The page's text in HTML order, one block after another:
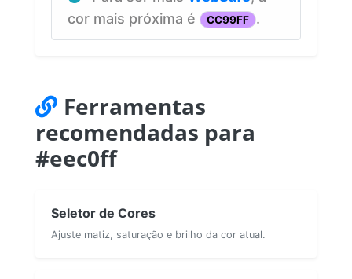
cor mais próxima é
CC99FF .
Ferramentas
recomendadas para
#eec0ff
Seletor de Cores
Ajuste matiz, saturação e brilho da cor atual.